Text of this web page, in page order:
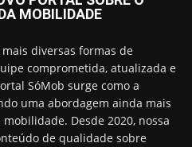
MOBILIDADE
diversas formas de
comprometida, atualizada e
SóMob surge como a
uma abordagem ainda mais
Desde 2020, nossa
de qualidade sobre